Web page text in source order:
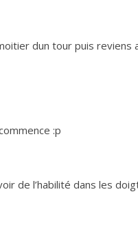
dun tour puis reviens
:p
de l’habilité dans les